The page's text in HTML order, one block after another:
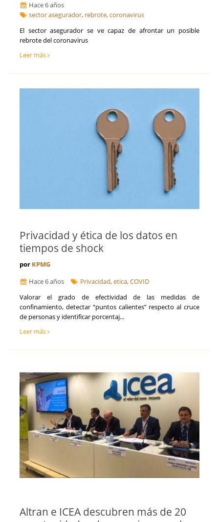
Hace 6 años
sector asegurador, rebrote,coronavirus
El sector asegurador se ve capaz de afrontar un posible
rebrote del coronavirus
Leer más
Privacidad y ética de los datos en
tiempos de shock
por KPMG
Hace 6 años
Privacidad,etica,COVID
Valorar el grado de efectividad de las medidas de
confinamiento, detectar “puntos calientes” respecto al cruce
de personas y identificar porcentaj...
Leer más
Altran e ICEA descubren más de 20